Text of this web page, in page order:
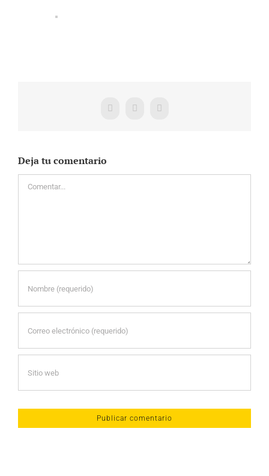
Facebook
X WhatsApp
Deja tu comentario